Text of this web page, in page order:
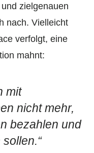
zielgenauen
nach. Vielleicht
verfolgt, eine
mahnt:
mit
nicht mehr,
bezahlen und